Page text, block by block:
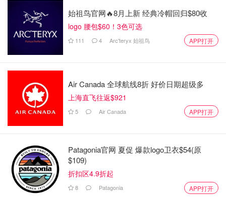
始祖鸟官网🔥8月上新 经典冷帽回归$80收
logo 腰包$60！3色可选
111 4 Arc'teryx 始祖鸟 APP打开
Air Canada 全球航线8折 好价日期超级多
上海直飞往返$921
5 Air Canada APP打开
Patagonia官网 夏促 爆款logo卫衣$54(原
$109)
折扣区4.9折起
8 Patagonia APP打开